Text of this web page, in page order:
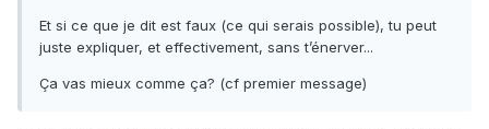
Et si ce que je dit est faux (ce qui serais possible), tu peut
juste expliquer, et effectivement, sans t’énerver...
Ça vas mieux comme ça? (cf premier message)